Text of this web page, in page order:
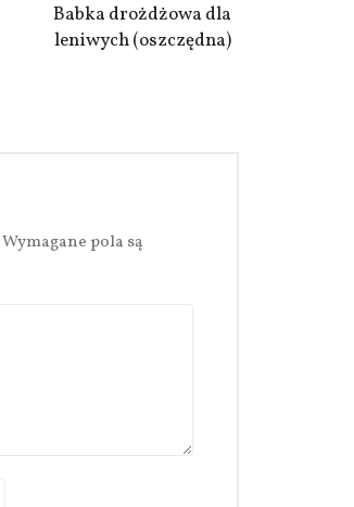
Babka drożdżowa dla
leniwych (oszczędna)
Wymagane pola są